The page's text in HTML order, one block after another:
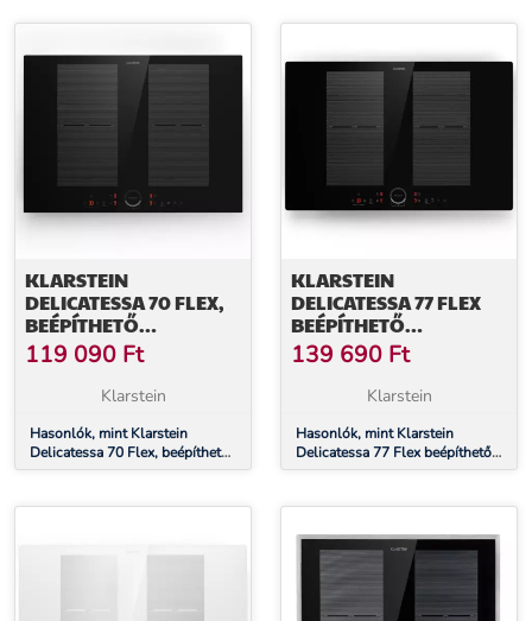
KLARSTEIN
DELICATESSA 70 FLEX,
BEÉPÍTHETŐ
INDUKCIÓS FŐZŐLAP, 4
ZÓNA, 7000 W,
ÜVEGKERÁMIA
119 090 Ft
Klarstein
Hasonlók, mint Klarstein
Delicatessa 70 Flex, beépíthető
indukciós főzőlap, 4 zóna, 7000
KLARSTEIN
DELICATESSA 77 FLEX
BEÉPÍTHETŐ
INDUKCIÓS FŐZŐLAP 4
ZÓNA 7000 W
ÜVEGKERÁMIA
139 690 Ft
Klarstein
Hasonlók, mint Klarstein
Delicatessa 77 Flex beépíthető
indukciós főzőlap 4 zóna 7000